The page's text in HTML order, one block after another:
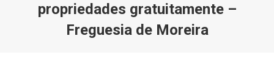
propriedades gratuitamente –
Freguesia de Moreira